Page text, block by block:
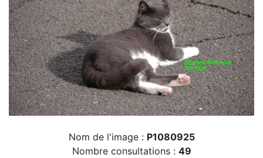
Nom de l'image : P1080925
Nombre consultations : 49